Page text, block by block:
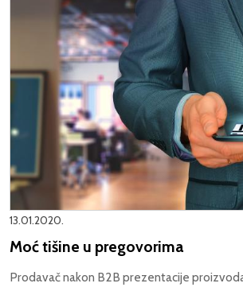
13.01.2020.
Moć tišine u pregovorima
Prodavač nakon B2B prezentacije